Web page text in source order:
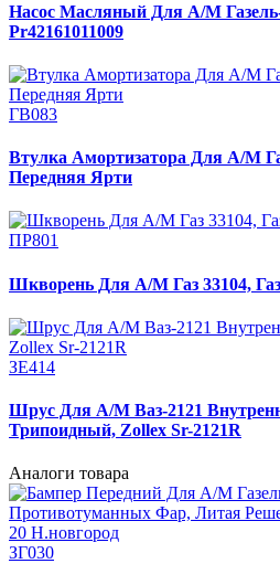
Насос Масляный Для А/М
Pr42161011009
ГВ083
Втулка Амортизатора Для А/М
Передняя Ярти
ПР801
Шкворень Для А/М Газ 33104,
ЗЕ414
Шрус Для А/М Ваз-2121
Трипоидный, Zollex Sr-2121R
Аналоги товара
ЗГ030